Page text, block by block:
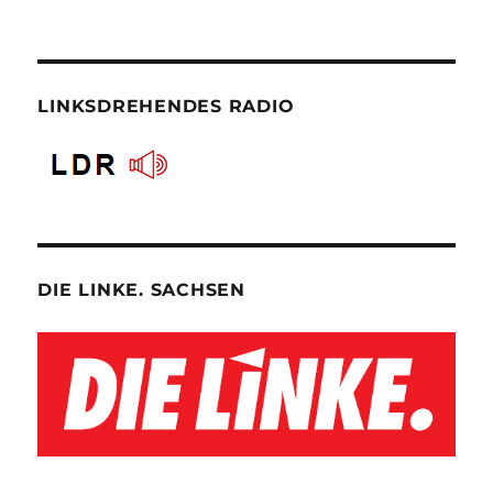
LINKSDREHENDES RADIO
DIE LINKE. SACHSEN